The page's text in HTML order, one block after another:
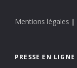
Mentions légales |
PRESSE EN LIGNE